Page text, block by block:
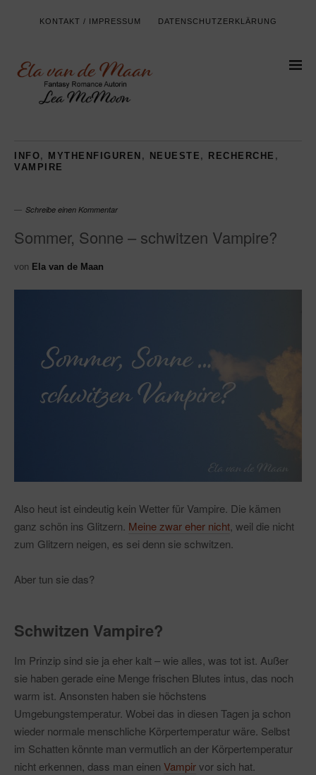
KONTAKT / IMPRESSUM DATENSCHUTZERKLÄRUNG
INFO, MYTHENFIGUREN , NEUESTE , RECHERCHE ,
VAMPIRE
Schreibe einen Kommentar
Sommer, Sonne – schwitzen Vampire?
von Ela van de Maan
Also heut ist eindeutig kein Wetter für Vampire. Die kämen
ganz schön ins Glitzern. Meine zwar eher nicht, weil die nicht
zum Glitzern neigen, es sei denn sie schwitzen.
Aber tun sie das?
Schwitzen Vampire?
Im Prinzip sind sie ja eher kalt – wie alles, was tot ist. Außer
sie haben gerade eine Menge frischen Blutes intus, das noch
warm ist. Ansonsten haben sie höchstens
Umgebungstemperatur. Wobei das in diesen Tagen ja schon
wieder normale menschliche Körpertemperatur wäre. Selbst
im Schatten könnte man vermutlich an der Körpertemperatur
nicht erkennen, dass man einen Vampirvor sich hat.